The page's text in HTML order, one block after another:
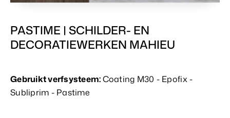
PASTIME | SCHILDER- EN
DECORATIEWERKEN MAHIEU
Gebruikt verfsysteem:Coating M30 - Epofix -
Subliprim - Pastime